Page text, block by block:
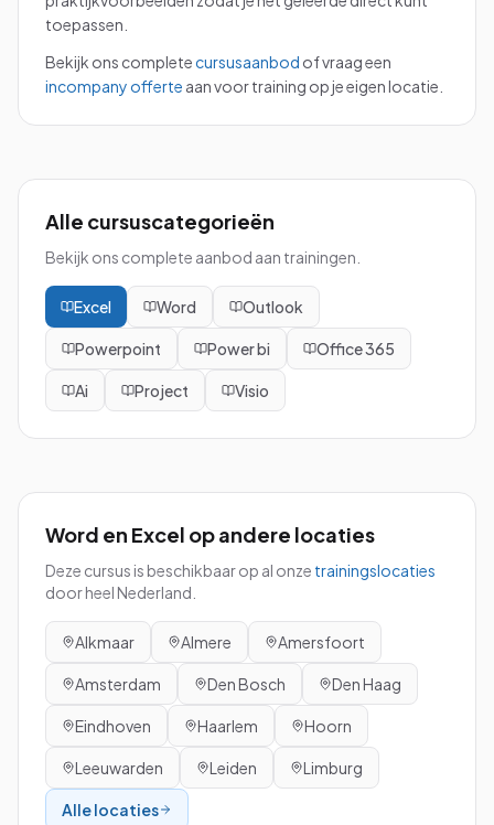
toepassen.
Bekijk ons completecursusaanbod of vraag een
incompany offerte aan voor training op je eigen locatie.
Alle cursuscategorieën
Bekijk ons complete aanbod aan trainingen.
Excel Word Outlook
Powerpoint Power bi Office 365
Ai Project Visio
Word en Excel op andere locaties
Deze cursus is beschikbaar op al onze trainingslocaties
door heel Nederland.
Alkmaar Almere Amersfoort
Amsterdam Den Bosch Den Haag
Eindhoven Haarlem Hoorn
Leeuwarden Leiden Limburg
Alle locaties